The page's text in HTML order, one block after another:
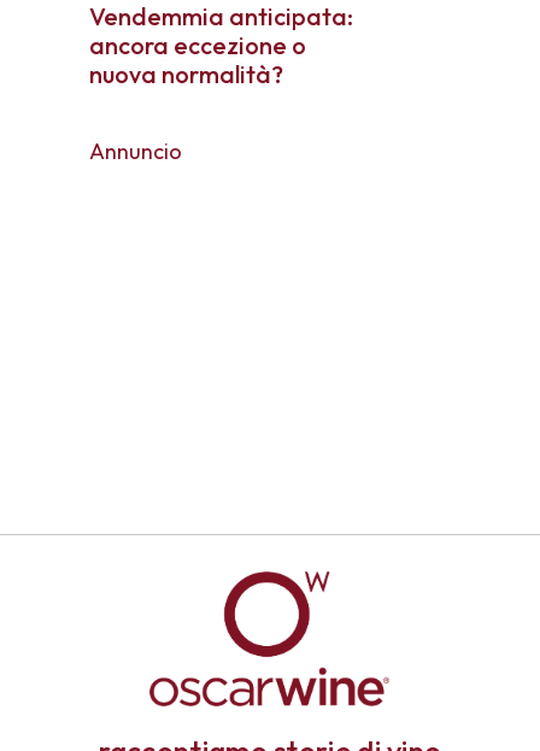
Vendemmia anticipata:
ancora eccezione o
nuova normalità?
Annuncio